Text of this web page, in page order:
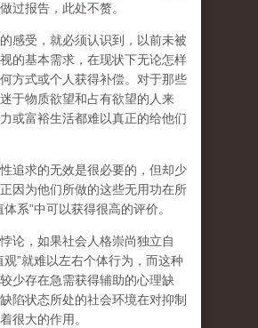
过报告，此处不赘。
感受，就必须认识到，以前未被
的基本需求，在现状下无论怎样
方式或个人获得补偿。对于那些
于物质欲望和占有欲望的人来
或富裕生活都难以真正的给他们
追求的无效是很必要的，但却少
因为他们所做的这些无用功在所
体系”中可以获得很高的评价。
论，如果社会人格崇尚独立自
观”就难以左右个体行为，而这种
少存在急需获得辅助的心理缺
缺陷状态所处的社会环境在对抑制
很大的作用。